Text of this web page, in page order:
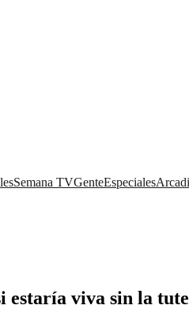
Semana TVGenteEspeciales
estaría viva sin la